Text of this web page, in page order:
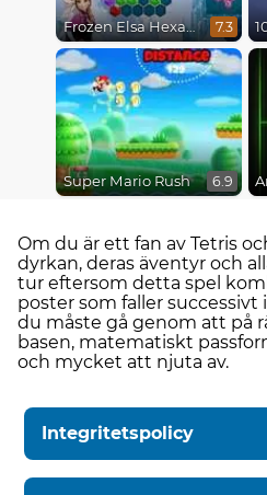
Frozen Elsa Hexagon Puzzle 7.3
Super Mario Rush 6.9
Om du är ett fan av Tetris
dyrkan, deras äventyr och
tur eftersom detta spel
poster som faller
du måste gå genom att på
basen, matematiskt
och mycket att njuta av.
Integritetspolicy